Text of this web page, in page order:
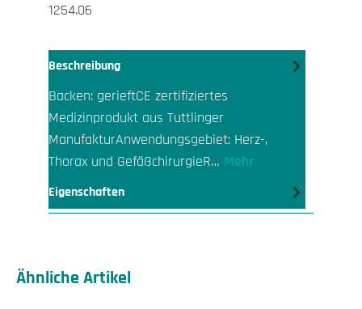
1254.06
Beschreibung
Backen: gerieftCE zertifiziertes
Medizinprodukt aus Tuttlinger
ManufakturAnwendungsgebiet: Herz-,
Thorax und GefäßchirurgieR… Mehr
Eigenschaften
Produktgalerie überspringen
Ähnliche Artikel